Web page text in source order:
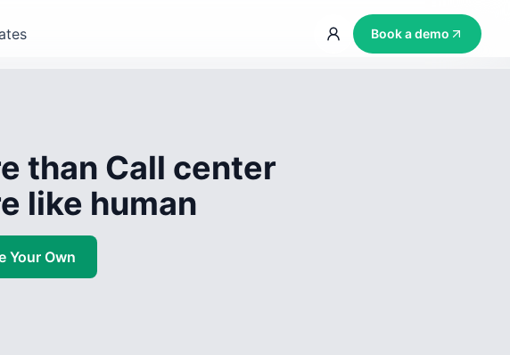
Book a demo
than Call center
like human
Your Own